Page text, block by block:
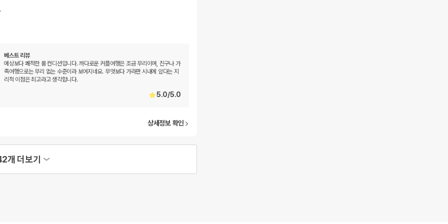
베스트 리뷰
예상보다 쾌적한 룸 컨디션입니다. 까다로운 커플여행은 조금 무리이며, 친구나 가
족여행으로는 무리 없는 수준이라 보여지네요. 무엇보다 가라판 시내에 있다는 지
리적 이점은 최고라고 생각합니다.
5.0/5.0
상세정보 확인
개 더보기